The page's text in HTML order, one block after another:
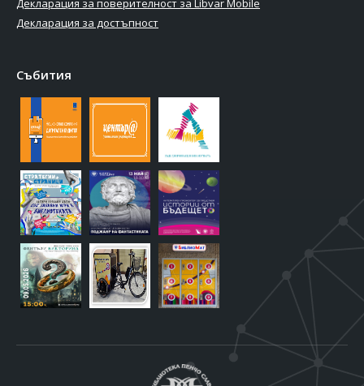
Декларация за поверителност за Libvar Mobile
Декларация за достъпност
Събития